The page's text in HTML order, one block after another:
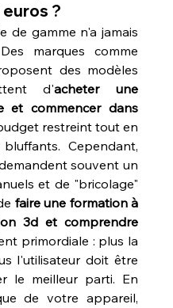
?
de gamme n'a jamais
marques comme
des modèles
d'acheter une
et commencer dans
restreint tout en
Cependant,
souvent un
et de "bricolage"
faire une formation à
3d et comprendre
primordiale : plus la
l'utilisateur doit être
le meilleur parti. En
de votre appareil,